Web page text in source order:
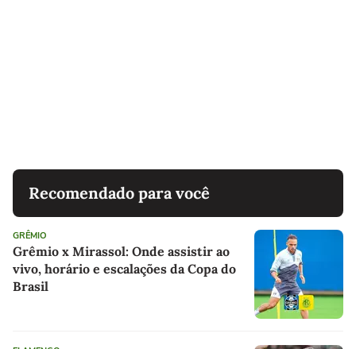
Recomendado para você
GRÊMIO
Grêmio x Mirassol: Onde assistir ao
vivo, horário e escalações da Copa do
Brasil